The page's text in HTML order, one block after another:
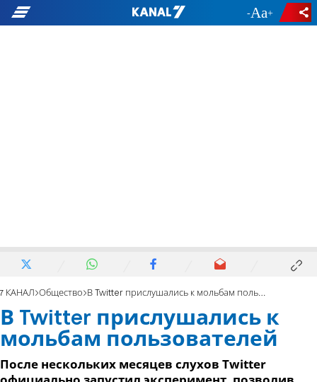
- +
7 КАНАЛ Общество В Twitter прислушались к мольбам пользователей
В Twitter прислушались к
мольбам пользователей
После нескольких месяцев слухов Twitter